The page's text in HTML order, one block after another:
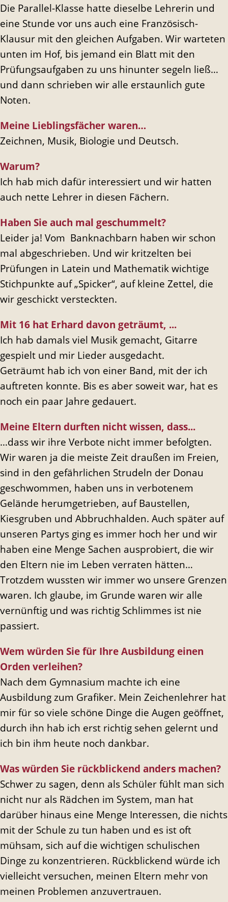
Die Parallel-Klasse hatte dieselbe Lehrerin und
eine Stunde vor uns auch eine Französisch-
Klausur mit den gleichen Aufgaben. Wir warteten
unten im Hof, bis jemand ein Blatt mit den
Prüfungsaufgaben zu uns hinunter segeln ließ…
und dann schrieben wir alle erstaunlich gute
Noten.
Meine Lieblingsfächer waren…
Zeichnen, Musik, Biologie und Deutsch.
Warum?
Ich hab mich dafür interessiert und wir hatten
auch nette Lehrer in diesen Fächern.
Haben Sie auch mal geschummelt?
Leider ja! Vom Banknachbarn haben wir schon
mal abgeschrieben. Und wir kritzelten bei
Prüfungen in Latein und Mathematik wichtige
Stichpunkte auf „Spicker“, auf kleine Zettel, die
wir geschickt versteckten.
Mit 16 hat Erhard davon geträumt, ...
Ich hab damals viel Musik gemacht, Gitarre
gespielt und mir Lieder ausgedacht.
Geträumt hab ich von einer Band, mit der ich
auftreten konnte. Bis es aber soweit war, hat es
noch ein paar Jahre gedauert.
Meine Eltern durften nicht wissen, dass...
…dass wir ihre Verbote nicht immer befolgten.
Wir waren ja die meiste Zeit draußen im Freien,
sind in den gefährlichen Strudeln der Donau
geschwommen, haben uns in verbotenem
Gelände herumgetrieben, auf Baustellen,
Kiesgruben und Abbruchhalden. Auch später auf
unseren Partys ging es immer hoch her und wir
haben eine Menge Sachen ausprobiert, die wir
den Eltern nie im Leben verraten hätten…
Trotzdem wussten wir immer wo unsere Grenzen
waren. Ich glaube, im Grunde waren wir alle
vernünftig und was richtig Schlimmes ist nie
passiert.
Wem würden Sie für Ihre Ausbildung einen
Orden verleihen?
Nach dem Gymnasium machte ich eine
Ausbildung zum Grafiker. Mein Zeichenlehrer hat
mir für so viele schöne Dinge die Augen geöffnet,
durch ihn hab ich erst richtig sehen gelernt und
ich bin ihm heute noch dankbar.
Was würden Sie rückblickend anders machen?
Schwer zu sagen, denn als Schüler fühlt man sich
nicht nur als Rädchen im System, man hat
darüber hinaus eine Menge Interessen, die nichts
mit der Schule zu tun haben und es ist oft
mühsam, sich auf die wichtigen schulischen
Dinge zu konzentrieren. Rückblickend würde ich
vielleicht versuchen, meinen Eltern mehr von
meinen Problemen anzuvertrauen.